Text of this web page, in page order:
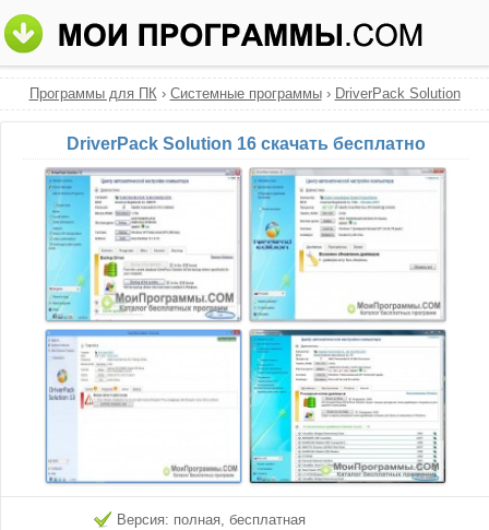
Программы для ПК› Системные программы› DriverPack Solution
DriverPack Solution 16 скачать бесплатно
Версия: полная, бесплатная